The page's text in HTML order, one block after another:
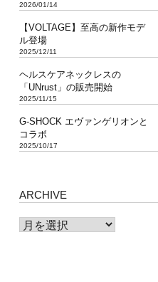
2026/01/14
【VOLTAGE】至高の新作モデ
ル登場
2025/12/11
ヘルスケアネックレスの
「UNrust」の販売開始
2025/11/15
G-SHOCK エヴァンゲリオンと
コラボ
2025/10/17
ARCHIVE